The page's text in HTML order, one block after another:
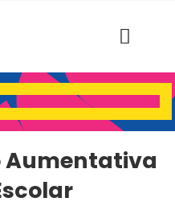
ANIP
Estruturas
Aumentativa